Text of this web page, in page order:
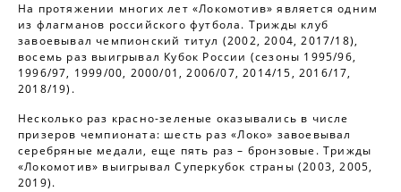
На протяжении многих лет «Локомотив» является одним
из флагманов российского футбола. Трижды клуб
завоевывал чемпионский титул (2002, 2004, 2017/18),
восемь раз выигрывал Кубок России (сезоны 1995/96,
1996/97, 1999/00, 2000/01, 2006/07, 2014/15, 2016/17,
2018/19).
Несколько раз красно-зеленые оказывались в числе
призеров чемпионата: шесть раз «Локо» завоевывал
серебряные медали, еще пять раз – бронзовые. Трижды
«Локомотив» выигрывал Суперкубок страны (2003, 2005,
2019).